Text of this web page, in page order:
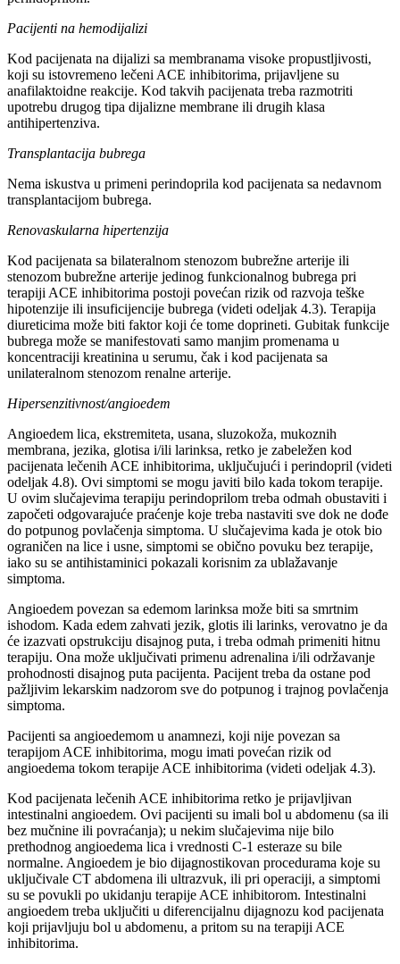
Pacijenti na hemodijalizi
Kod pacijenata na dijalizi sa membranama visoke propustljivosti,
koji su istovremeno lečeni ACE inhibitorima, prijavljene su
anafilaktoidne reakcije. Kod takvih pacijenata treba razmotriti
upotrebu drugog tipa dijalizne membrane ili drugih klasa
antihipertenziva.
Transplantacija bubrega
Nema iskustva u primeni perindoprila kod pacijenata sa nedavnom
transplantacijom bubrega.
Renovaskularna hipertenzija
Kod pacijenata sa bilateralnom stenozom bubrežne arterije ili
stenozom bubrežne arterije jedinog funkcionalnog bubrega pri
terapiji ACE inhibitorima postoji povećan rizik od razvoja teške
hipotenzije ili insuficijencije bubrega (videti odeljak 4.3). Terapija
diureticima može biti faktor koji će tome doprineti. Gubitak funkcije
bubrega može se manifestovati samo manjim promenama u
koncentraciji kreatinina u serumu, čak i kod pacijenata sa
unilateralnom stenozom renalne arterije.
Hipersenzitivnost/angioedem
Angioedem lica, ekstremiteta, usana, sluzokoža, mukoznih
membrana, jezika, glotisa i/ili larinksa, retko je zabeležen kod
pacijenata lečenih ACE inhibitorima, uključujući i perindopril (videti
odeljak 4.8). Ovi simptomi se mogu javiti bilo kada tokom terapije.
U ovim slučajevima terapiju perindoprilom treba odmah obustaviti i
započeti odgovarajuće praćenje koje treba nastaviti sve dok ne dođe
do potpunog povlačenja simptoma. U slučajevima kada je otok bio
ograničen na lice i usne, simptomi se obično povuku bez terapije,
iako su se antihistaminici pokazali korisnim za ublažavanje
simptoma.
Angioedem povezan sa edemom larinksa može biti sa smrtnim
ishodom. Kada edem zahvati jezik, glotis ili larinks, verovatno je da
će izazvati opstrukciju disajnog puta, i treba odmah primeniti hitnu
terapiju. Ona može uključivati primenu adrenalina i/ili održavanje
prohodnosti disajnog puta pacijenta. Pacijent treba da ostane pod
pažljivim lekarskim nadzorom sve do potpunog i trajnog povlačenja
simptoma.
Pacijenti sa angioedemom u anamnezi, koji nije povezan sa
terapijom ACE inhibitorima, mogu imati povećan rizik od
angioedema tokom terapije ACE inhibitorima (videti odeljak 4.3).
Kod pacijenata lečenih ACE inhibitorima retko je prijavljivan
intestinalni angioedem. Ovi pacijenti su imali bol u abdomenu (sa ili
bez mučnine ili povraćanja); u nekim slučajevima nije bilo
prethodnog angioedema lica i vrednosti C-1 esteraze su bile
normalne. Angioedem je bio dijagnostikovan procedurama koje su
uključivale CT abdomena ili ultrazvuk, ili pri operaciji, a simptomi
su se povukli po ukidanju terapije ACE inhibitorom. Intestinalni
angioedem treba uključiti u diferencijalnu dijagnozu kod pacijenata
koji prijavljuju bol u abdomenu, a pritom su na terapiji ACE
inhibitorima.